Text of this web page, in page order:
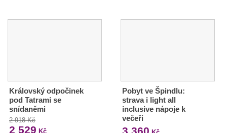
Královský odpočinek
pod Tatrami se
snídaněmi
2 918 Kč
2 529 Kč
Pobyt ve Špindlu:
strava i light all
inclusive nápoje k
večeři